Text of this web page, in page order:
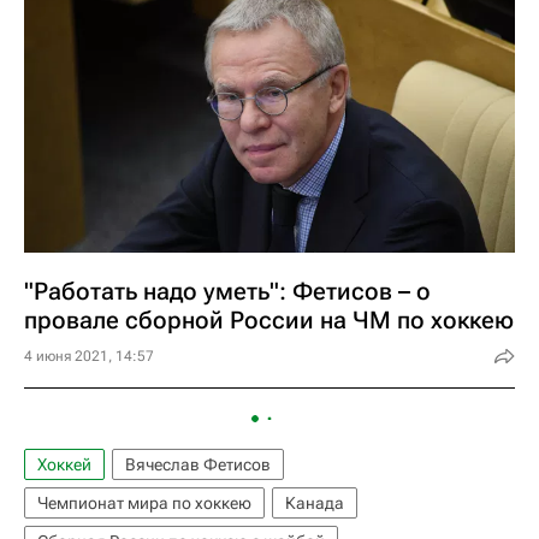
"Работать надо уметь": Фетисов – о
провале сборной России на ЧМ по хоккею
4 июня 2021, 14:57
Хоккей
Вячеслав Фетисов
Чемпионат мира по хоккею
Канада